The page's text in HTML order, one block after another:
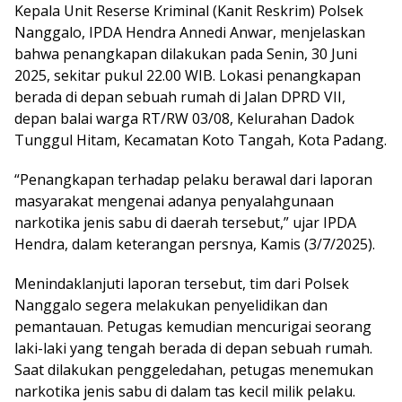
Kepala Unit Reserse Kriminal (Kanit Reskrim) Polsek
Nanggalo, IPDA Hendra Annedi Anwar, menjelaskan
bahwa penangkapan dilakukan pada Senin, 30 Juni
2025, sekitar pukul 22.00 WIB. Lokasi penangkapan
berada di depan sebuah rumah di Jalan DPRD VII,
depan balai warga RT/RW 03/08, Kelurahan Dadok
Tunggul Hitam, Kecamatan Koto Tangah, Kota Padang.
“Penangkapan terhadap pelaku berawal dari laporan
masyarakat mengenai adanya penyalahgunaan
narkotika jenis sabu di daerah tersebut,” ujar IPDA
Hendra, dalam keterangan persnya, Kamis (3/7/2025).
Menindaklanjuti laporan tersebut, tim dari Polsek
Nanggalo segera melakukan penyelidikan dan
pemantauan. Petugas kemudian mencurigai seorang
laki-laki yang tengah berada di depan sebuah rumah.
Saat dilakukan penggeledahan, petugas menemukan
narkotika jenis sabu di dalam tas kecil milik pelaku.